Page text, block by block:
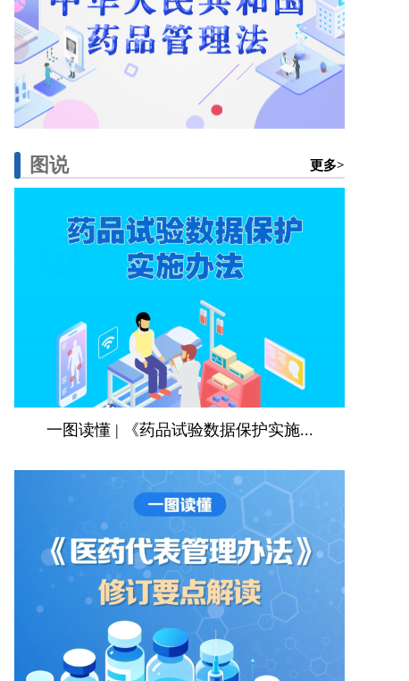
图说 更多>
一图读懂 | 《药品试验数据保护实施...